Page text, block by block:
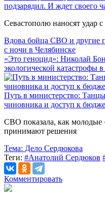
подзарядил. И ждет своего
Севастополю наносят удар с
Вдова бойца СВО и другие
с ночи в Челябинске
«Это геноцид»: Николай
экологической катастрофы
Путь в министерство:
чиновника и доступ к
СВО показала, как
принимают решения
Тема: Дело Сердюкова
Теги: #Анатолий Сердюков
Комментировать